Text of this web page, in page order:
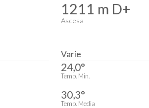
1211 m D+
Ascesa
Varie
24,0°
Temp. Min.
30,3°
Temp. Media